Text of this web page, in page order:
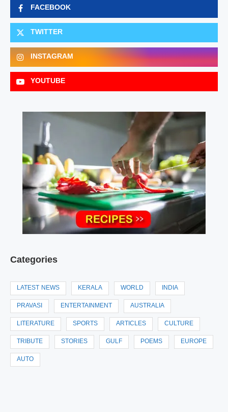
FACEBOOK
TWITTER
INSTAGRAM
YOUTUBE
Categories
LATEST NEWS KERALA WORLD INDIA
PRAVASI ENTERTAINMENT AUSTRALIA
LITERATURE SPORTS ARTICLES CULTURE
TRIBUTE STORIES GULF POEMS EUROPE
AUTO